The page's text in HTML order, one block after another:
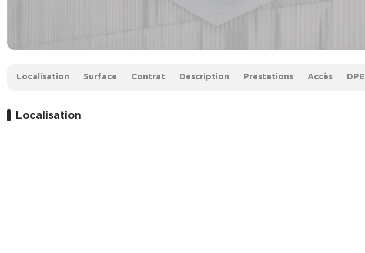
Localisation Surface Contrat Description Prestations Accès DPE
Localisation